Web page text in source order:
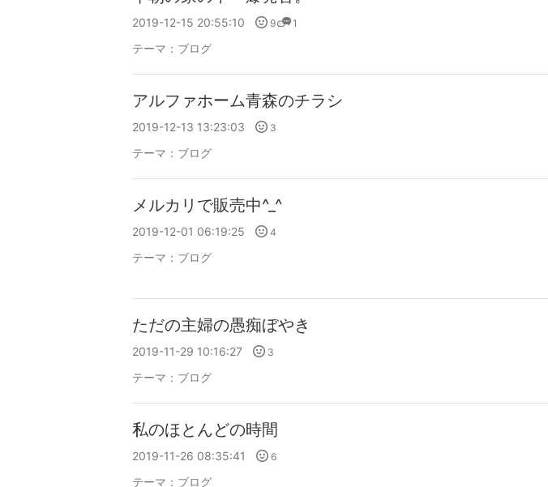
2019-12-15 20:55:10 9 1
テーマ： ブログ
アルファホーム青森のチラシ
2019-12-13 13:23:03 3
テーマ： ブログ
メルカリで販売中^_^
2019-12-01 06:19:25 4
テーマ： ブログ
ただの主婦の愚痴ぼやき
2019-11-29 10:16:27 3
テーマ： ブログ
私のほとんどの時間
2019-11-26 08:35:41 6
テーマ： ブログ